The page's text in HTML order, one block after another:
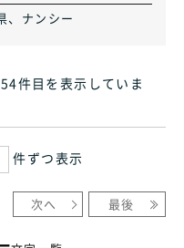
、ナンシー
件目 を表示していま
件ずつ表示
次へ 最後